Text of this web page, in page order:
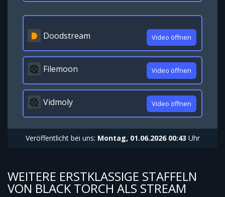
Doodstream Video öffnen
Filemoon Video öffnen
Vidmoly Video öffnen
Veröffentlicht bei uns: Montag, 01.06.2026 00:43 Uhr
WEITERE ERSTKLASSIGE STAFFELN
VON BLACK TORCH ALS STREAM